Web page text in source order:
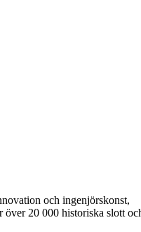
och ingenjörskonst,
över 20 000 historiska slott